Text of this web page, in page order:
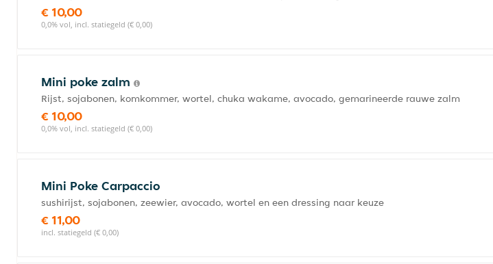
€ 10,00
0,0% vol, incl. statiegeld (€ 0,00)
Mini poke zalm
Rijst, sojabonen, komkommer, wortel, chuka wakame, avocado, gemarineerde rauwe zalm
€ 10,00
0,0% vol, incl. statiegeld (€ 0,00)
Mini Poke Carpaccio
sushirijst, sojabonen, zeewier, avocado, wortel en een dressing naar keuze
€ 11,00
incl. statiegeld (€ 0,00)